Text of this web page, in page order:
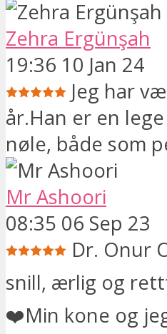
Zehra Ergünşah
19:36 10 Jan 24
Jeg har
år.Han er en
nøle, både som
Mr Ashoori
08:35 06 Sep 23
Dr. Onur
snill, ærlig og
❤️Min kone og